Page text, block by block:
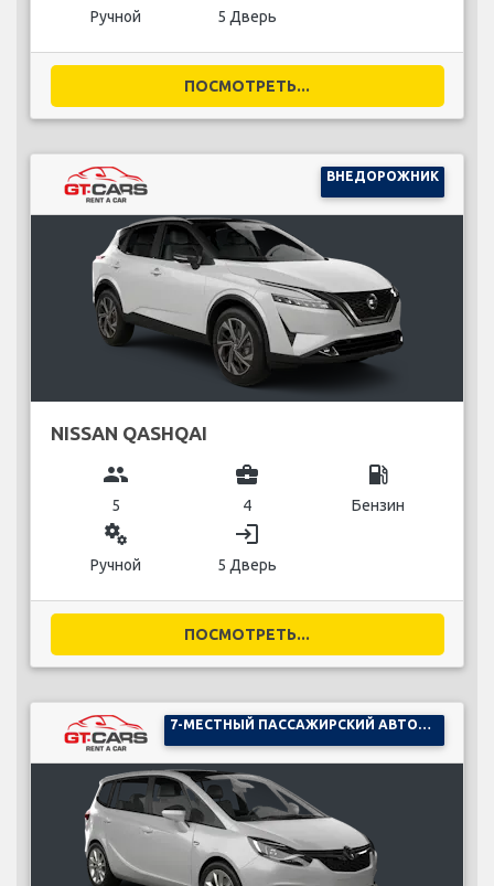
Ручной 5 Дверь
ПОСМОТРЕТЬ...
ВНЕДОРОЖНИК
NISSAN QASHQAI
group
5
business_center
4
local_gas_station
Бензин
miscellaneous_services
Ручной
login
5 Дверь
ПОСМОТРЕТЬ...